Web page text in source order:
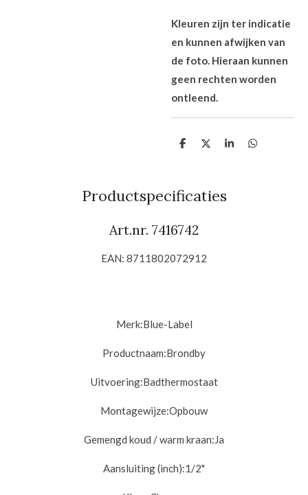
Kleuren zijn ter indicatie
en kunnen afwijken van
de foto. Hieraan kunnen
geen rechten worden
ontleend.
D
n
D
S
D
Productspecificaties
Art.nr. 7416742
EAN: 8711802072912
Merk:Blue-Label
Productnaam:Brondby
Uitvoering:Badthermostaat
Montagewijze:Opbouw
Gemengd koud / warm kraan:Ja
Aansluiting (inch):1/2"